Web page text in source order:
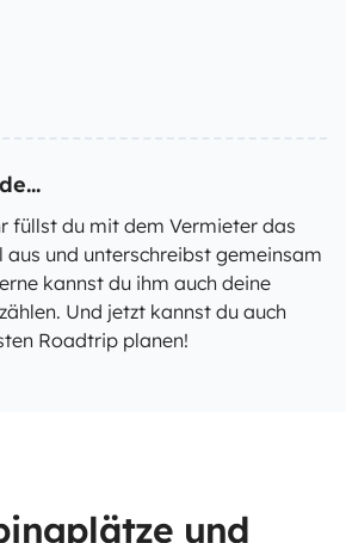
füllst du mit dem Vermieter das
und unterschreibst gemeinsam
kannst du ihm auch deine
Und jetzt kannst du auch
Roadtrip planen!
und